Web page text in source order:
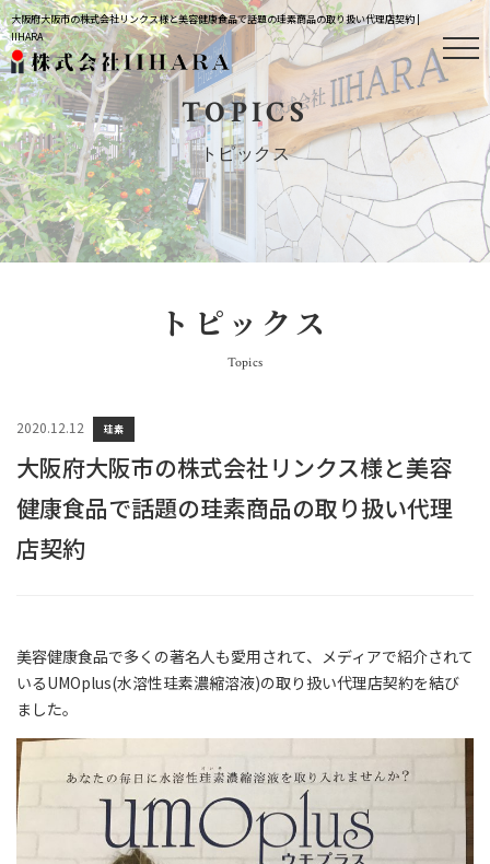
大阪府大阪市の株式会社リンクス様と美容健康食品で話題の珪素商品の取り扱い代理店契約 |
IIHARA
TOPICS
トピックス
トピックス
Topics
2020.12.12 珪素
大阪府大阪市の株式会社リンクス様と美容
健康食品で話題の珪素商品の取り扱い代理
店契約
美容健康食品で多くの著名人も愛用されて、メディアで紹介されて
いるUMOplus(水溶性珪素濃縮溶液)の取り扱い代理店契約を結び
ました。